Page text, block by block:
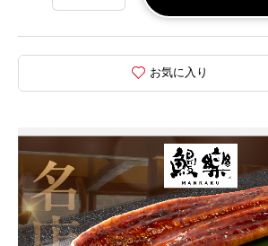
お気に入り